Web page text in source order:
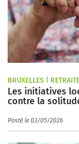
BRUXELLES |
Les initiatives
contre la
Posté le 03/05/2026